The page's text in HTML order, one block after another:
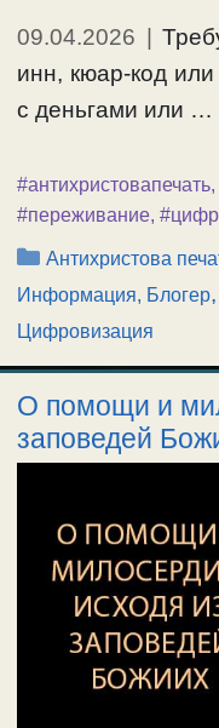
09.04.2026
инн, кюар-код
с деньгами или …
#антихристовапечать,
#переживание,
Рубрики
Антихристова
Информация, Блогер,
Цифровизация
О помощи и
заповедей